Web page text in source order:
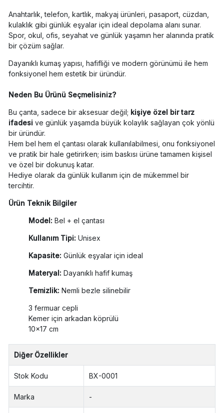
Anahtarlık, telefon, kartlık, makyaj ürünleri, pasaport, cüzdan,
kulaklık gibi günlük eşyalar için ideal depolama alanı sunar.
Spor, okul, ofis, seyahat ve günlük yaşamın her alanında pratik
bir çözüm sağlar.
Dayanıklı kumaş yapısı, hafifliği ve modern görünümü ile hem
fonksiyonel hem estetik bir üründür.
Neden Bu Ürünü Seçmelisiniz?
Bu çanta, sadece bir aksesuar değil; kişiye özel bir tarz
ifadesi ve günlük yaşamda büyük kolaylık sağlayan çok yönlü
bir üründür.
Hem bel hem el çantası olarak kullanılabilmesi, onu fonksiyonel
ve pratik bir hale getirirken; isim baskısı ürüne tamamen kişisel
ve özel bir dokunuş katar.
Hediye olarak da günlük kullanım için de mükemmel bir
tercihtir.
Ürün Teknik Bilgiler
Model: Bel + el çantası
Kullanım Tipi: Unisex
Kapasite: Günlük eşyalar için ideal
Materyal: Dayanıklı hafif kumaş
Temizlik: Nemli bezle silinebilir
3 fermuar cepli
Kemer için arkadan köprülü
10x17 cm
Diğer Özellikler
Stok Kodu BX-0001
Marka -